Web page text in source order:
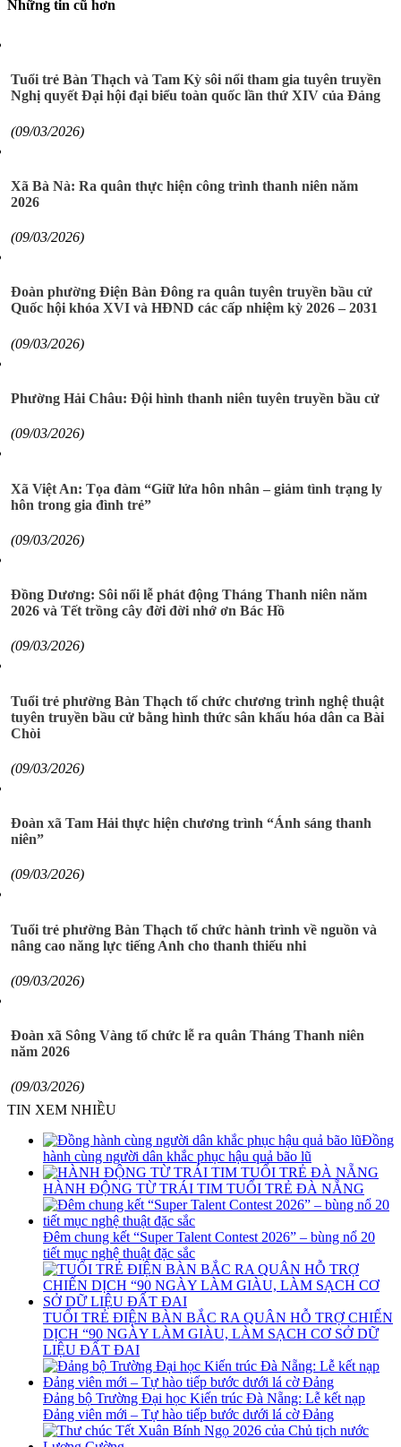
Những tin cũ hơn
Tuổi trẻ Bàn Thạch và Tam Kỳ sôi nổi tham gia tuyên truyền
Nghị quyết Đại hội đại biểu toàn quốc lần thứ XIV của Đảng
(09/03/2026)
Xã Bà Nà: Ra quân thực hiện công trình thanh niên năm
2026
(09/03/2026)
Đoàn phường Điện Bàn Đông ra quân tuyên truyền bầu cử
Quốc hội khóa XVI và HĐND các cấp nhiệm kỳ 2026 – 2031
(09/03/2026)
Phường Hải Châu: Đội hình thanh niên tuyên truyền bầu cử
(09/03/2026)
Xã Việt An: Tọa đàm “Giữ lửa hôn nhân – giảm tình trạng ly
hôn trong gia đình trẻ”
(09/03/2026)
Đồng Dương: Sôi nổi lễ phát động Tháng Thanh niên năm
2026 và Tết trồng cây đời đời nhớ ơn Bác Hồ
(09/03/2026)
Tuổi trẻ phường Bàn Thạch tổ chức chương trình nghệ thuật
tuyên truyền bầu cử bằng hình thức sân khấu hóa dân ca Bài
Chòi
(09/03/2026)
Đoàn xã Tam Hải thực hiện chương trình “Ánh sáng thanh
niên”
(09/03/2026)
Tuổi trẻ phường Bàn Thạch tổ chức hành trình về nguồn và
nâng cao năng lực tiếng Anh cho thanh thiếu nhi
(09/03/2026)
Đoàn xã Sông Vàng tổ chức lễ ra quân Tháng Thanh niên
năm 2026
(09/03/2026)
TIN XEM NHIỀU
Đồng
hành cùng người dân khắc phục hậu quả bão lũ
HÀNH ĐỘNG TỪ TRÁI TIM TUỔI TRẺ ĐÀ NẴNG
Đêm chung kết “Super Talent Contest 2026” – bùng nổ 20
tiết mục nghệ thuật đặc sắc
TUỔI TRẺ ĐIỆN BÀN BẮC RA QUÂN HỖ TRỢ CHIẾN
DỊCH “90 NGÀY LÀM GIÀU, LÀM SẠCH CƠ SỞ DỮ
LIỆU ĐẤT ĐAI
Đảng bộ Trường Đại học Kiến trúc Đà Nẵng: Lễ kết nạp
Đảng viên mới – Tự hào tiếp bước dưới lá cờ Đảng